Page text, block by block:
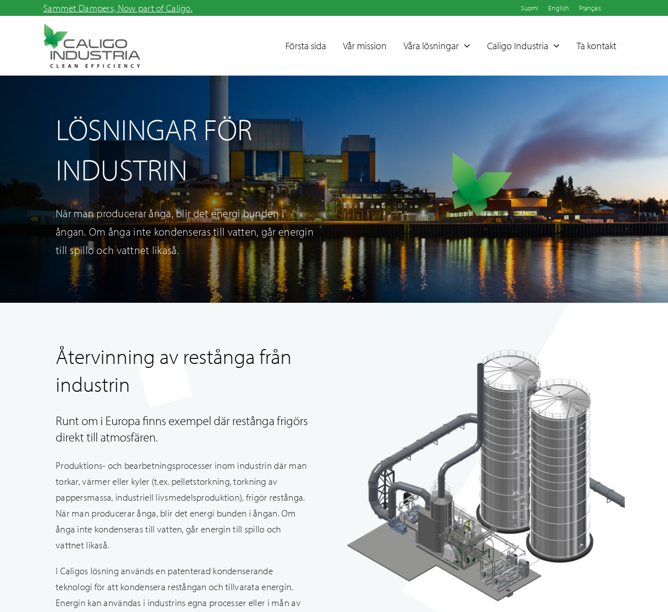
Sammet Dampers, Now part of Caligo. Suomi English Français
Första sida Vår mission Våra lösningar Caligo Industria Ta kontakt
LÖSNINGAR FÖR
INDUSTRIN
När man producerar ånga, blir det energi bunden i
ångan. Om ånga inte kondenseras till vatten, går energin
till spillo och vattnet likaså.
Återvinning av restånga från
industrin
Runt om i Europa finns exempel där restånga frigörs
direkt till atmosfären.
Produktions- och bearbetningsprocesser inom industrin där man
torkar, värmer eller kyler (t.ex. pelletstorkning, torkning av
pappersmassa, industriell livsmedelsproduktion), frigör restånga.
När man producerar ånga, blir det energi bunden i ångan. Om
ånga inte kondenseras till vatten, går energin till spillo och
vattnet likaså.
I Caligos lösning används en patenterad kondenserande
teknologi för att kondensera restångan och tillvarata energin.
Energin kan användas i industrins egna processer eller i mån av